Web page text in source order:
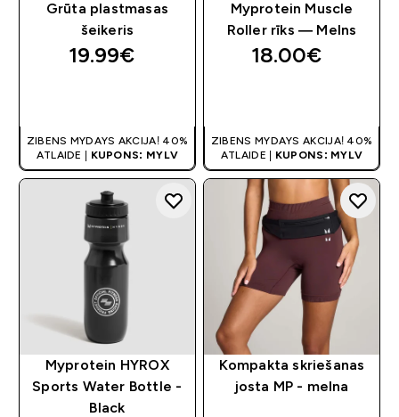
Grūta plastmasas
šeikeris
19.99€‎
ZIBENS MYDAYS AKCIJA! 40%
ATLAIDE |
KUPONS: MYLV
Myprotein Muscle
Roller rīks — Melns
18.00€‎
ZIBENS MYDAYS AKCIJA! 40%
ATLAIDE | KUPONS: MYLV
Myprotein HYROX
Sports Water Bottle -
Black
Kompakta skriešanas
josta MP - melna